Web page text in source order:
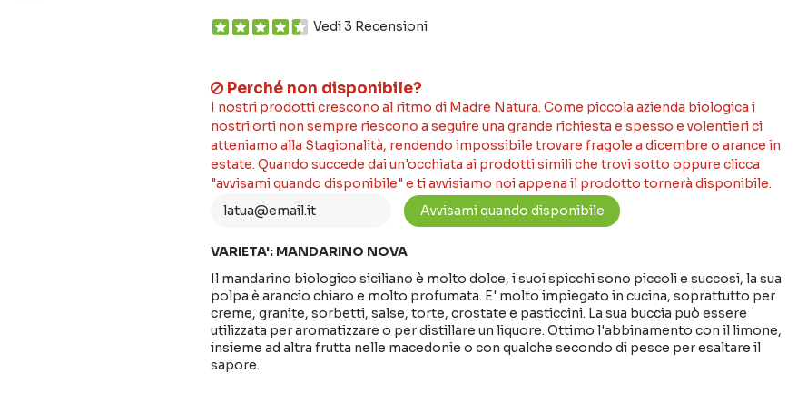
Vedi 3 Recensioni
Perché non disponibile?
I nostri prodotti crescono al ritmo di Madre Natura. Come piccola azienda biologica i
nostri orti non sempre riescono a seguire una grande richiesta e spesso e volentieri ci
atteniamo alla Stagionalità, rendendo impossibile trovare fragole a dicembre o arance in
estate. Quando succede dai un'occhiata ai prodotti simili che trovi sotto oppure clicca
"avvisami quando disponibile" e ti avvisiamo noi appena il prodotto tornerà disponibile.
VARIETA': MANDARINO NOVA
Il mandarino biologico siciliano è molto dolce, i suoi spicchi sono piccoli e succosi, la sua
polpa è arancio chiaro e molto profumata. E' molto impiegato in cucina, soprattutto per
creme, granite, sorbetti, salse, torte, crostate e pasticcini. La sua buccia può essere
utilizzata per aromatizzare o per distillare un liquore. Ottimo l'abbinamento con il limone,
insieme ad altra frutta nelle macedonie o con qualche secondo di pesce per esaltare il
sapore.